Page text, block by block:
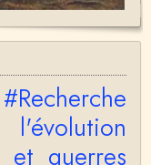
si besoin mo
à 65170 GUCHA
et votre
passionnant.A …
#Recherche
et guerres